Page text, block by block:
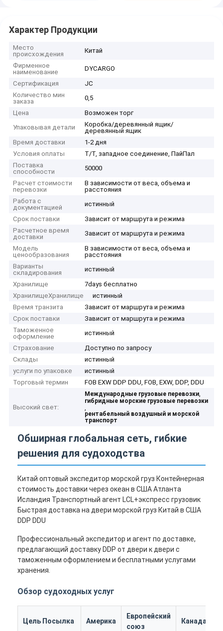
Характер Продукции
Место
происхождения
Китай
Фирменное
наименование
DYCARGO
Сертификация
JC
Количество мин
заказа
0,5
Цена
Возможен торг
Упаковывая детали
Коробка/деревянный ящик/
деревянный ящик
Время доставки
1-2 дня
Условия оплаты
Т/Т, западное соединение, ПайПал
Поставка
способности
50000
Расчет стоимости
перевозки
В зависимости от веса, объема и
расстояния
Работа с
документацией
истинный
Срок поставки
Зависит от маршрута и режима
Расчетное время
доставки
Зависит от маршрута и режима
Модель
ценообразования
В зависимости от веса, объема и
расстояния
Варианты
складирования
истинный
Хранилище
7days бесплатно
ХранилищеХранилище
истинный
Время транзита
Зависит от маршрута и режима
Срок поставки
Зависит от маршрута и режима
Таможенное
оформление
истинный
Страхование
Доступно по запросу
Склады
истинный
услуги по упаковке
истинный
Торговый термин
FOB EXW DDP DDU, FOB, EXW, DDP, DDU
Высокий свет:
Международные грузовые перевозки,
гибридные морские грузовые перевозки
,
рентабельный воздушный и морской
транспорт
Обширная глобальная сеть, гибкие
решения для судоходства
Китай оптовый экспедитор морской груз Контейнерная
стоимость доставки через океан в США Атланта
Исландия Транспортный агент LCL+экспресс грузовик
Быстрая доставка на двери морской груз Китай в США
DDP DDU
Профессиональный экспедитор и агент по доставке,
предлагающий доставку DDP от двери к двери с
таможенным оформлением и бесплатными услугами
хранения.
Обзор судоходных услуг
Цель Посылка Америка
Европейский
союз
Канада